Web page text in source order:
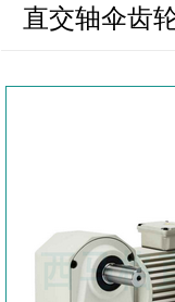
直交轴伞齿